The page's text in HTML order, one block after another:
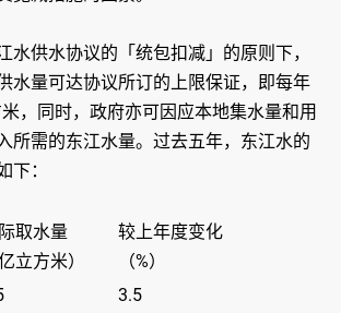
水供水协议的「统包扣减」的原则下，
水量可达协议所订的上限保证，即每年
，同时，政府亦可因应本地集水量和用
所需的东江水量。过去五年，东江水的
下：
取水量
亿立方米）
较上年度变化
（%）
3.5